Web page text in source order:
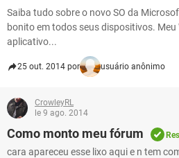
Saiba tudo sobre o novo SO da
bonito em todos seus dispositivos.
aplicativo...
25 out. 2014 por usuário anônimo
CrowleyRL
le 9 ago. 2014
Como monto meu fórum
cara apareceu esse lixo aqui e n tem